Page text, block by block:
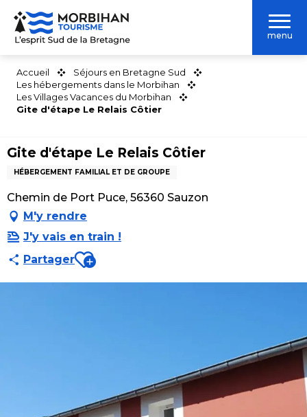
Aller
contenu
menu
Accueil
Séjours en Bretagne Sud
Les hébergements dans le Morbihan
Les Villages Vacances du Morbihan
Gite d'étape Le Relais Côtier
Gite d'étape Le Relais Côtier
HÉBERGEMENT FAMILIAL ET DE GROUPE
Chemin de Port Puce, 56360 Sauzon
M'y rendre
J'y vais en train !
PartagerAjouter aux favoris